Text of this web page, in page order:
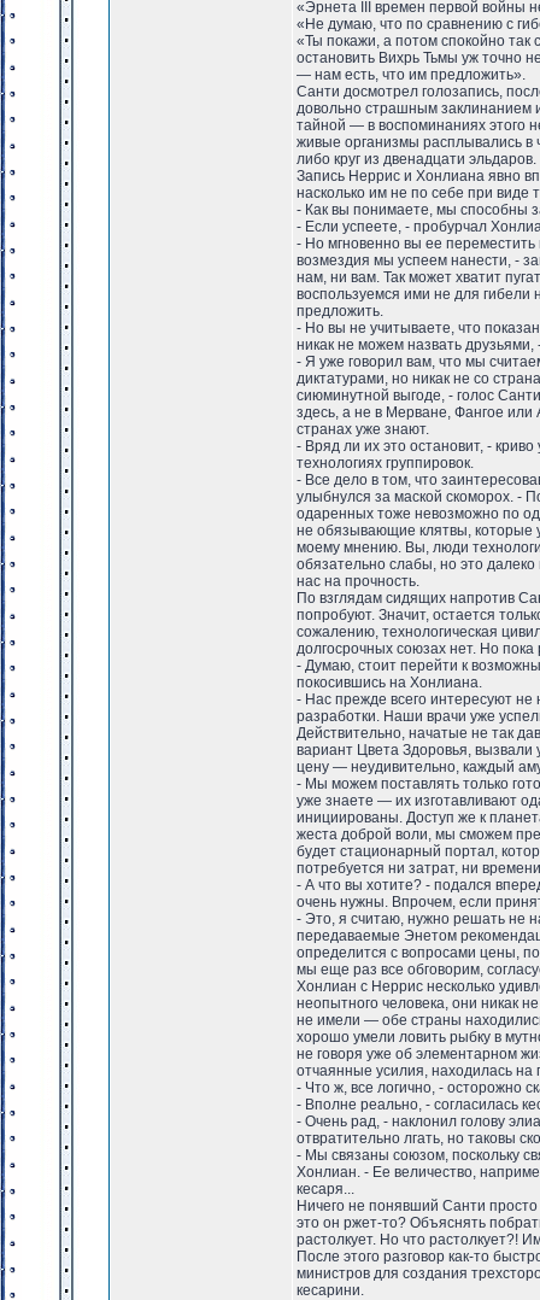
«Эрнета III времен первой войны
«Не думаю, что по сравнению с
«Ты покажи, а потом спокойно
остановить Вихрь Тьмы уж точно
— нам есть, что им предложить».
Санти досмотрел голозапись,
довольно страшным заклинанием
тайной — в воспоминаниях этого
живые организмы расплывались в
либо круг из двенадцати
Запись Неррис и Хонлиана явно
насколько им не по себе при
- Как вы понимаете, мы способны
- Если успеете, - пробурчал
- Но мгновенно вы ее
возмездия мы успеем нанести, -
нам, ни вам. Так может хватит
воспользуемся ими не для гибели
предложить.
- Но вы не учитываете, что
никак не можем назвать друзьями,
- Я уже говорил вам, что мы
диктатурами, но никак не со
сиюминутной выгоде, - голос
здесь, а не в Мерване, Фангое или
странах уже знают.
- Вряд ли их это остановит, -
технологиях группировок.
- Все дело в том, что
улыбнулся за маской скоморох. -
одаренных тоже невозможно по
не обязывающие клятвы, которые
моему мнению. Вы, люди
обязательно слабы, но это
нас на прочность.
По взглядам сидящих напротив
попробуют. Значит, остается
сожалению, технологическая
долгосрочных союзах нет. Но пока
- Думаю, стоит перейти к
покосившись на Хонлиана.
- Нас прежде всего интересуют
разработки. Наши врачи уже
Действительно, начатые не так
вариант Цвета Здоровья,
цену — неудивительно, каждый
- Мы можем поставлять только
уже знаете — их изготавливают
инициированы. Доступ же к
жеста доброй воли, мы сможем
будет стационарный портал,
потребуется ни затрат, ни
- А что вы хотите? - подался
очень нужны. Впрочем, если
- Это, я считаю, нужно решать не
передаваемые Энетом
определится с вопросами цены,
мы еще раз все обговорим,
Хонлиан с Неррис несколько
неопытного человека, они никак
не имели — обе страны
хорошо умели ловить рыбку в
не говоря уже об элементарном
отчаянные усилия, находилась
- Что ж, все логично, - осторожно
- Вполне реально, - согласилась
- Очень рад, - наклонил голову
отвратительно лгать, но таковы
- Мы связаны союзом, поскольку
Хонлиан. - Ее величество,
кесаря...
Ничего не понявший Санти
это он ржет-то? Объяснять
растолкует. Но что растолкует?!
После этого разговор как-то
министров для создания
кесарини.